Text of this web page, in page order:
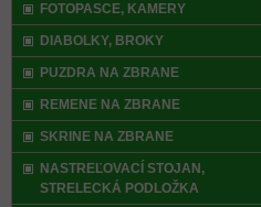
FOTOPASCE, KAMERY
DIABOLKY, BROKY
PUZDRA NA ZBRANE
REMENE NA ZBRANE
SKRINE NA ZBRANE
NASTREĽOVACÍ STOJAN,
STRELECKÁ PODLOŽKA